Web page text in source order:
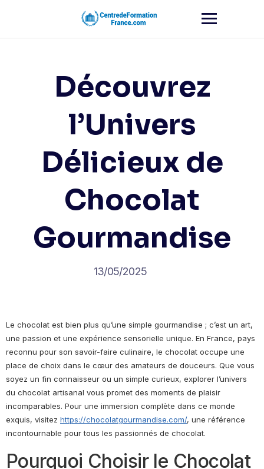
Découvrez
l’Univers
Délicieux de
Chocolat
Gourmandise
13/05/2025
Le chocolat est bien plus qu’une simple gourmandise ; c’est un art,
une passion et une expérience sensorielle unique. En France, pays
reconnu pour son savoir-faire culinaire, le chocolat occupe une
place de choix dans le cœur des amateurs de douceurs. Que vous
soyez un fin connaisseur ou un simple curieux, explorer l’univers
du chocolat artisanal vous promet des moments de plaisir
incomparables. Pour une immersion complète dans ce monde
exquis, visitez https://chocolatgourmandise.com/, une référence
incontournable pour tous les passionnés de chocolat.
Pourquoi Choisir le Chocolat